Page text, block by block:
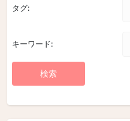
タグ:
キーワード: